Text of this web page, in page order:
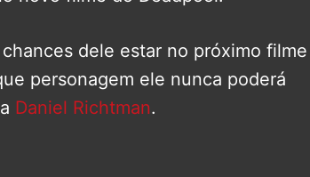
dele estar no próximo filme
personagem ele nunca poderá
Daniel Richtman.